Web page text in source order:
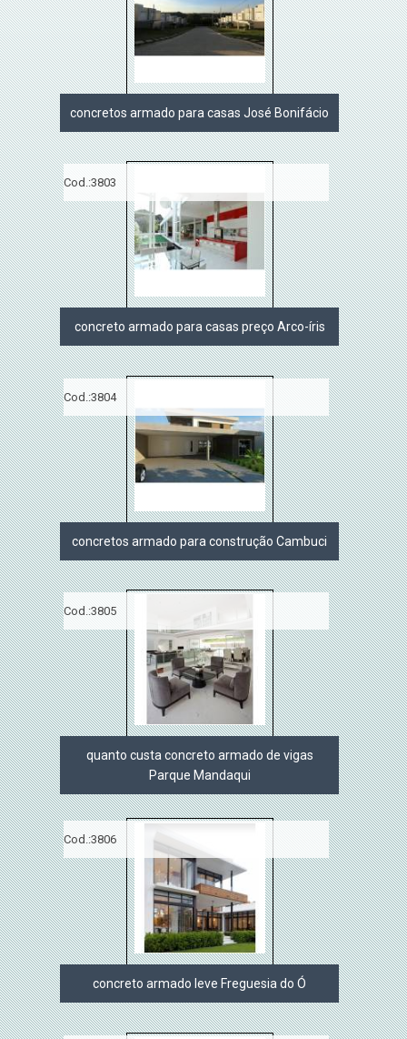
concretos armado para casas José Bonifácio
Cod.:3803
concreto armado para casas preço Arco-íris
Cod.:3804
concretos armado para construção Cambuci
Cod.:3805
quanto custa concreto armado de vigas
Parque Mandaqui
Cod.:3806
concreto armado leve Freguesia do Ó